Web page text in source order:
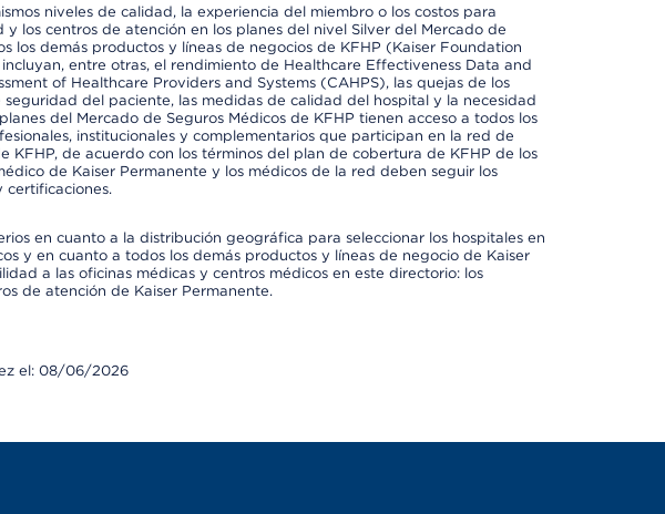
niveles de calidad, la experiencia del miembro o los costos para
y los centros de atención en los planes del nivel Silver del Mercado de
los demás productos y líneas de negocios de KFHP (Kaiser Foundation
entre otras, el rendimiento de Healthcare Effectiveness Data and
of Healthcare Providers and Systems (CAHPS), las quejas de los
del paciente, las medidas de calidad del hospital y la necesidad
del Mercado de Seguros Médicos de KFHP tienen acceso a todos los
institucionales y complementarios que participan en la red de
KFHP, de acuerdo con los términos del plan de cobertura de KFHP de los
de Kaiser Permanente y los médicos de la red deben seguir los
certificaciones.
en cuanto a la distribución geográfica para seleccionar los hospitales en
y en cuanto a todos los demás productos y líneas de negocio de Kaiser
a las oficinas médicas y centros médicos en este directorio: los
de atención de Kaiser Permanente.
el: 08/06/2026